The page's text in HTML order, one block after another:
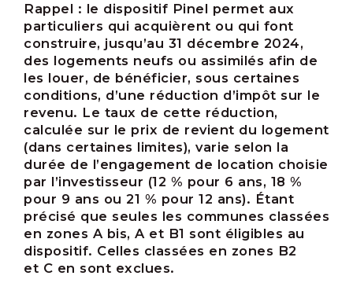
Rappel : le dispositif Pinel permet aux
particuliers qui acquièrent ou qui font
construire, jusqu’au 31 décembre 2024,
des logements neufs ou assimilés afin de
les louer, de bénéficier, sous certaines
conditions, d’une réduction d’impôt sur le
revenu. Le taux de cette réduction,
calculée sur le prix de revient du logement
(dans certaines limites), varie selon la
durée de l’engagement de location choisie
par l’investisseur (12 % pour 6 ans, 18 %
pour 9 ans ou 21 % pour 12 ans). Étant
précisé que seules les communes classées
en zones A bis, A et B1 sont éligibles au
dispositif. Celles classées en zones B2
et C en sont exclues.